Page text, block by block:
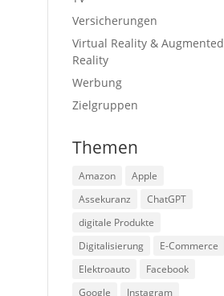
Versicherungen
Virtual Reality & Augmented
Reality
Werbung
Zielgruppen
Themen
Amazon
Apple
Assekuranz
ChatGPT
digitale Produkte
Digitalisierung
E-Commerce
Elektroauto
Facebook
Google
Instagram